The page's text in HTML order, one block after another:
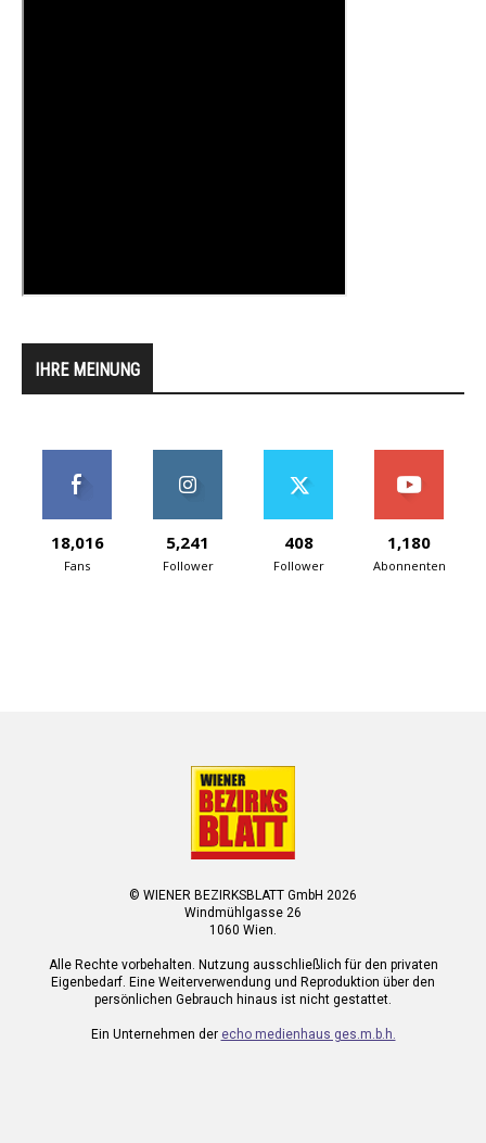
IHRE MEINUNG
18,016
Fans
5,241
Follower
408
Follower
1,180
Abonnenten
© WIENER BEZIRKSBLATT GmbH 2026
Windmühlgasse 26
1060 Wien.
Alle Rechte vorbehalten. Nutzung ausschließlich für den privaten
Eigenbedarf. Eine Weiterverwendung und Reproduktion über den
persönlichen Gebrauch hinaus ist nicht gestattet.
Ein Unternehmen der echo medienhaus ges.m.b.h.